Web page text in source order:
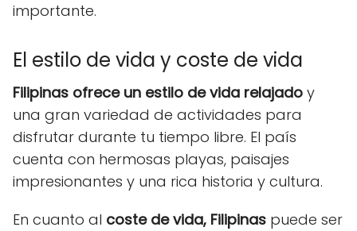
importante.
El estilo de vida y coste de vida
Filipinas ofrece un estilo de vida relajado y
una gran variedad de actividades para
disfrutar durante tu tiempo libre. El país
cuenta con hermosas playas, paisajes
impresionantes y una rica historia y cultura.
En cuanto al coste de vida, Filipinas puede ser